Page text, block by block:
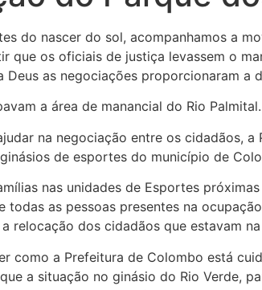
do nascer do sol, acompanhamos a
que os oficiais de justiça levassem o
Deus as negociações proporcionaram a
a área de manancial do Rio
na negociação entre os cidadãos,
de esportes do município de
nas unidades de Esportes
todas as pessoas presentes na
relocação dos cidadãos que estavam
como a Prefeitura de Colombo está
a situação no ginásio do Rio Verde,